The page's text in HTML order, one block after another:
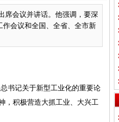
席会议并讲话。他强调，要深
会议和全国、全省、全市新
书记关于新型工业化的重要论
，积极营造大抓工业、大兴工